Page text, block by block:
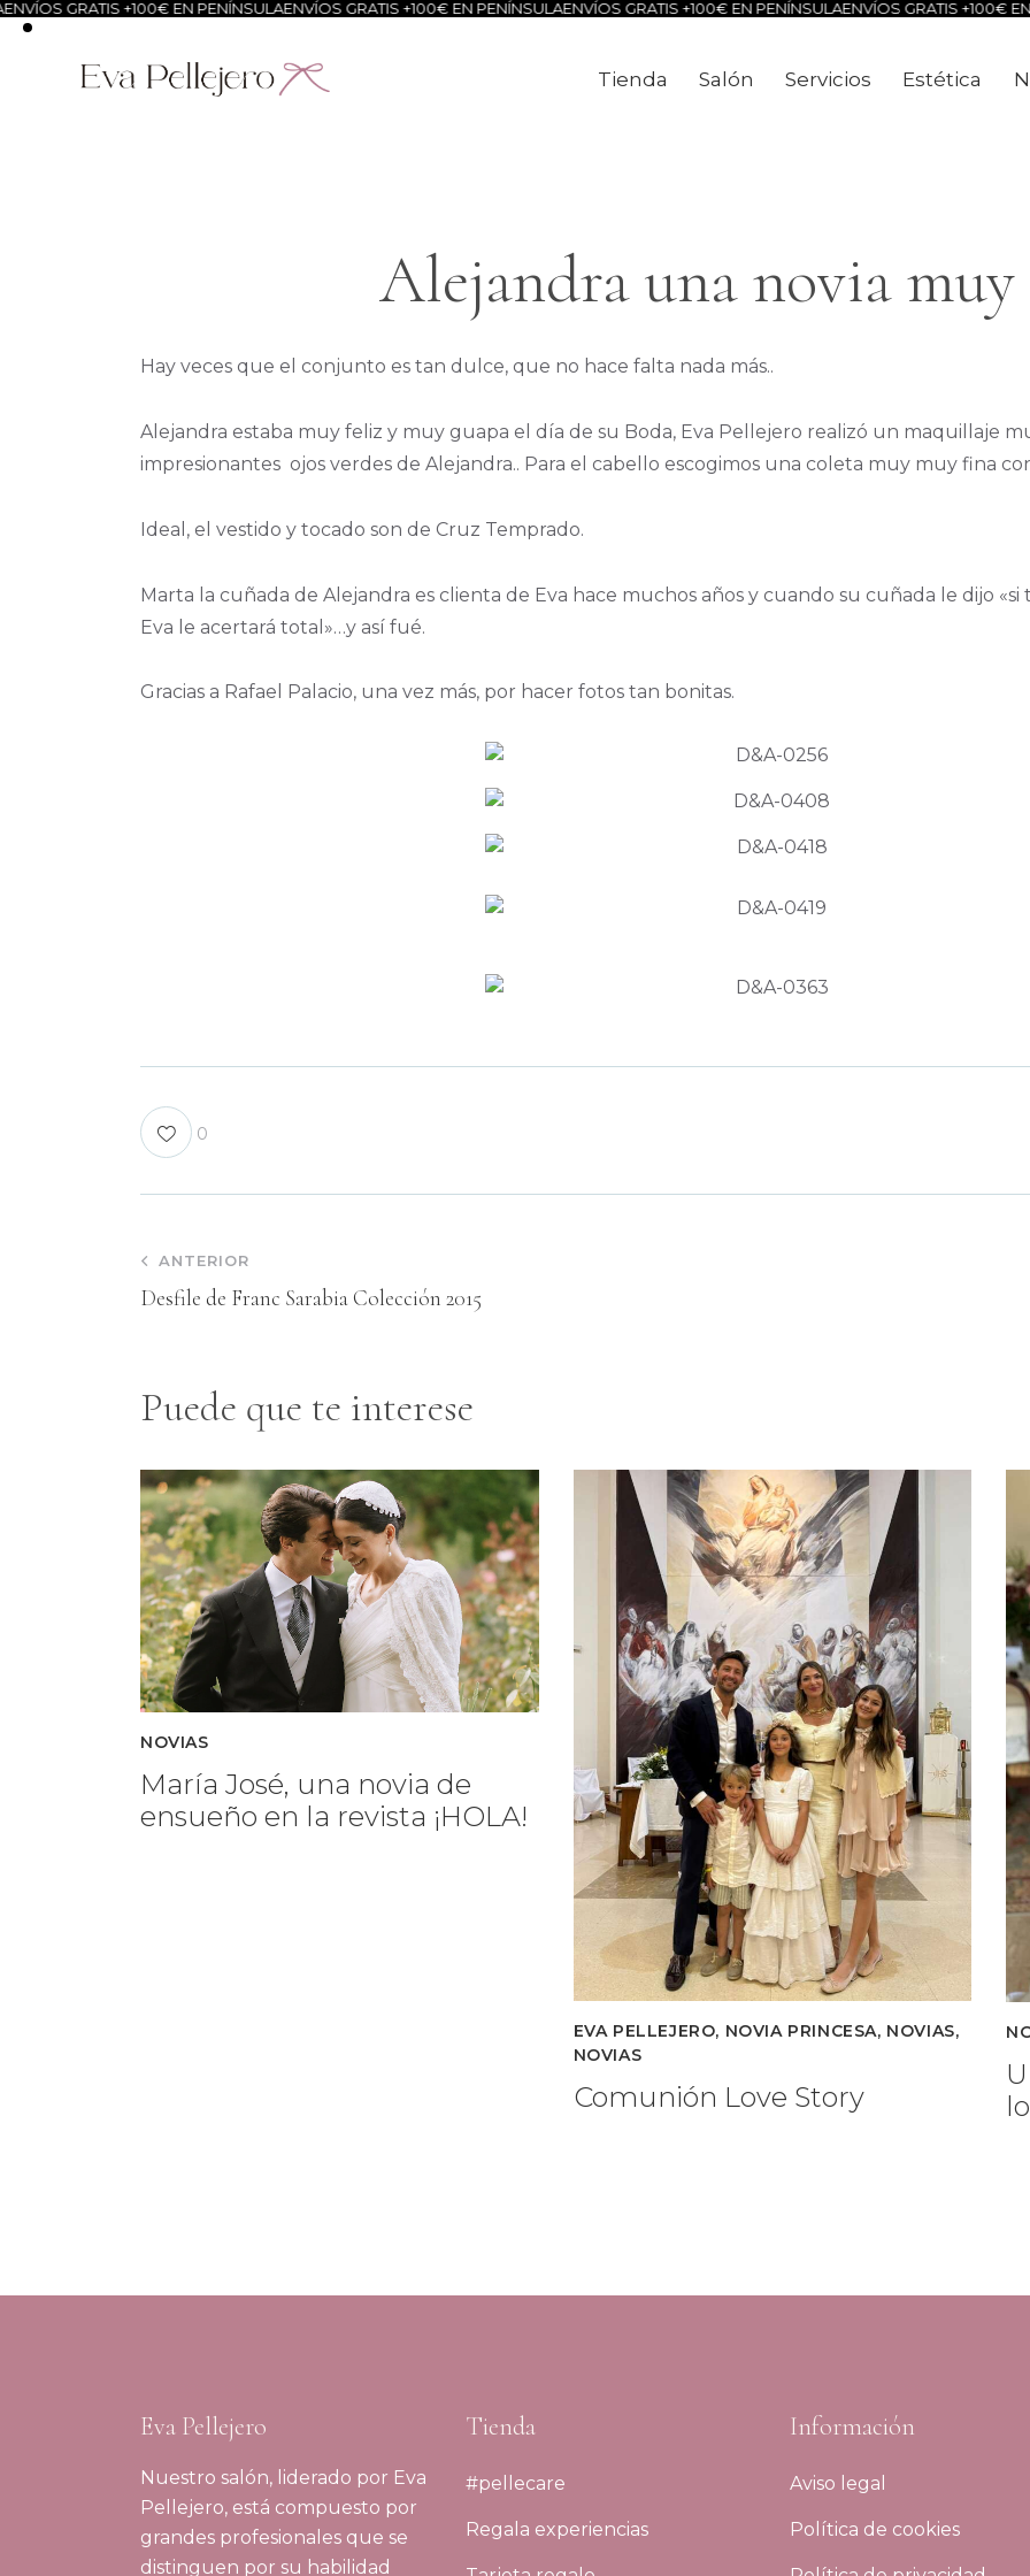
GRATIS +100€ EN PENÍNSULAENVÍOS GRATIS +100€ EN PENÍNSULAENVÍOS GRATIS +100€ EN PENÍNSULAENVÍOS GRATIS +100€ EN
Tienda Salón Servicios Estética
Alejandra una novia
Hay veces que el conjunto es tan dulce, que no hace falta nada más..
Alejandra estaba muy feliz y muy guapa el día de su Boda, Eva Pellejero realizó un maquillaje
impresionantes ojos verdes de Alejandra.. Para el cabello escogimos una coleta muy muy fina
Ideal, el vestido y tocado son de Cruz Temprado.
Marta la cuñada de Alejandra es clienta de Eva hace muchos años y cuando su cuñada le dijo
Eva le acertará total»…y así fué.
Gracias a Rafael Palacio, una vez más, por hacer fotos tan bonitas.
0
ANTERIOR
Desfile de Franc Sarabia Colección 2015
Puede que te interese
NOVIAS
María José, una novia de
ensueño en la revista ¡HOLA!
EVA PELLEJERO, NOVIA PRINCESA, NOVIAS,
NOVIAS
Comunión Love Story
Eva Pellejero
Nuestro salón, liderado por Eva
Pellejero, está compuesto por
grandes profesionales que se
distinguen por su habilidad
Tienda
#pellecare
Regala experiencias
Información
Aviso legal
Política de cookies